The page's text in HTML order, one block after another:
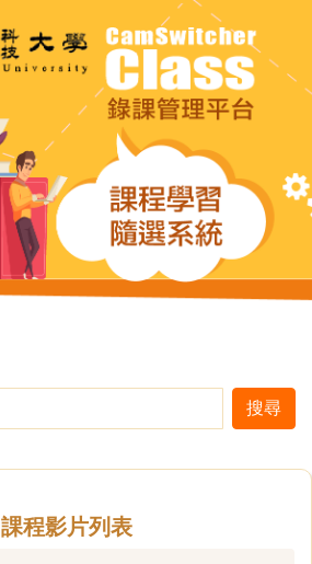
搜尋
課程影片列表